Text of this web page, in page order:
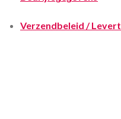
Verzendbeleid /